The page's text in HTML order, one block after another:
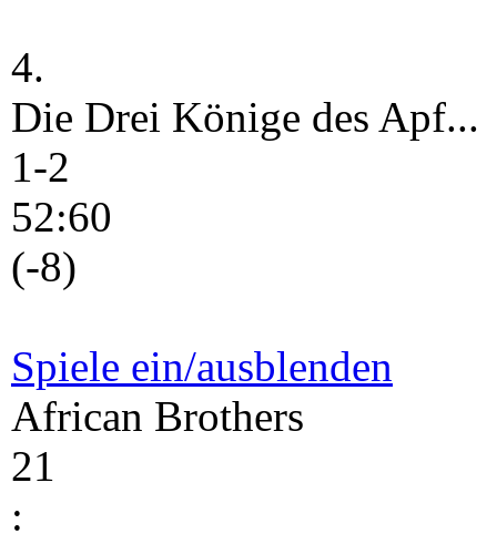
4.
Die Drei Könige des Apf...
1-2
52:60
(-8)
Spiele ein/ausblenden
African Brothers
21
: